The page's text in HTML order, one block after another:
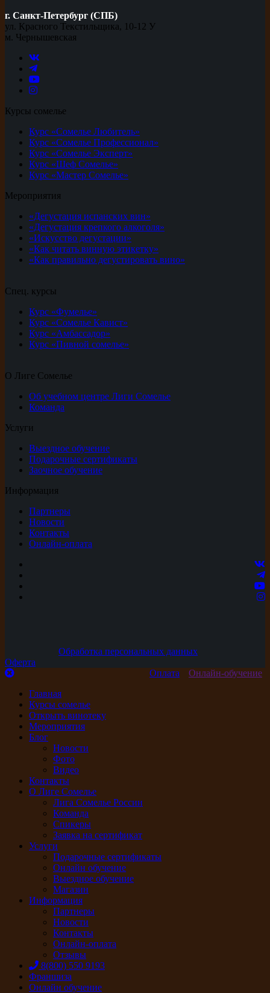
г. Санкт-Петербург (СПБ)
ул. Красного Текстильщика, 10-12 У
м. Чернышевская
Курсы сомелье
Курс «Сомелье Любитель»
Курс «Сомелье Профессионал»
Курс «Сомелье Эксперт»
Курс «Шеф Сомелье»
Курс «Мастер Сомелье»
Мероприятия
«Дегустация испанских вин»
«Дегустация крепкого алкоголя»
«Искусство дегустации»
«Как читать винную этикетку»
«Как правильно дегустировать вино»
Спец. курсы
Курс «Фумелье»
Курс «Сомелье Кавист»
Курс «Амбассадор»
Курс «Пивной сомелье»
О Лиге Сомелье
Об учебном центре Лиги Сомелье
Команда
Услуги
Выездное обучение
Подарочные сертификаты
Заочное обучение
Информация
Партнеры
Новости
Контакты
Онлайн-оплата
Обработка персональных данных
Оферта
Онлайн-обучение
Оплата
Главная
Курсы сомелье
Открыть винотеку
Мероприятия
Блог
Новости
Фото
Видео
Контакты
О Лиге Сомелье
Лига Сомелье России
Команда
Спикеры
Заявка на сертификат
Услуги
Подарочные сертификаты
Онлайн обучение
Выездное обучение
Магазин
Информация
Партнеры
Новости
Контакты
Онлайн-оплата
Отзывы
8(800) 550 9193
Франшиза
Онлайн обучение